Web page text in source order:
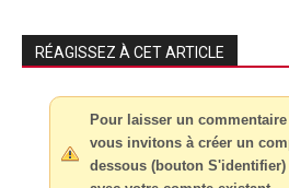
RÉAGISSEZ À CET ARTICLE
Pour laisser un
vous invitons à créer un
dessous (bouton